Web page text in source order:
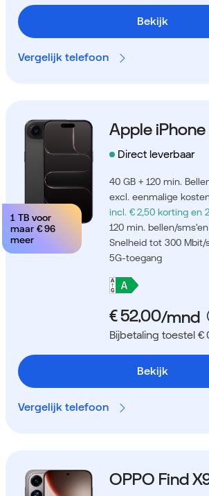
Bekijk
Vergelijk telefoon
1 TB voor
maar € 96
meer
Apple iPhone
Direct leverbaar
40 GB + 120 min.
excl. eenmalige
incl. € 2,50 korting en
120 min. bellen/
Snelheid tot 300 Mbit/s
5G-toegang
Bijbetaling toestel €
Bekijk
Vergelijk telefoon
OPPO Find